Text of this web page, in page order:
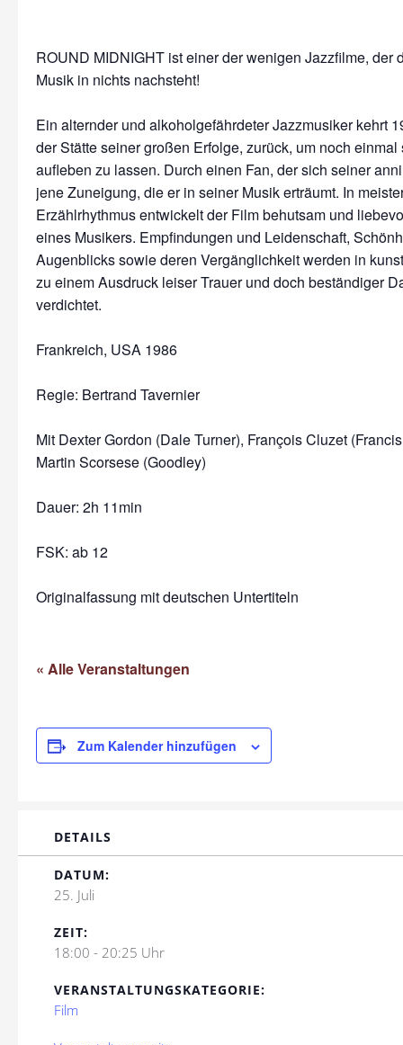
ROUND MIDNIGHT ist einer der wenigen Jazzfilme, der
Musik in nichts nachsteht!
Ein alternder und alkoholgefährdeter Jazzmusiker kehrt
der Stätte seiner großen Erfolge, zurück, um noch
aufleben zu lassen. Durch einen Fan, der sich seiner
jene Zuneigung, die er in seiner Musik erträumt. In
Erzählrhythmus entwickelt der Film behutsam und
eines Musikers. Empfindungen und Leidenschaft,
Augenblicks sowie deren Vergänglichkeit werden in
zu einem Ausdruck leiser Trauer und doch beständiger
verdichtet.
Frankreich, USA 1986
Regie: Bertrand Tavernier
Mit Dexter Gordon (Dale Turner), François Cluzet
Martin Scorsese (Goodley)
Dauer: 2h 11min
FSK: ab 12
Originalfassung mit deutschen Untertiteln
« Alle Veranstaltungen
Zum Kalender hinzufügen
DETAILS
DATUM:
25. Juli
ZEIT:
18:00 - 20:25 Uhr
VERANSTALTUNGSKATEGORIE:
Film